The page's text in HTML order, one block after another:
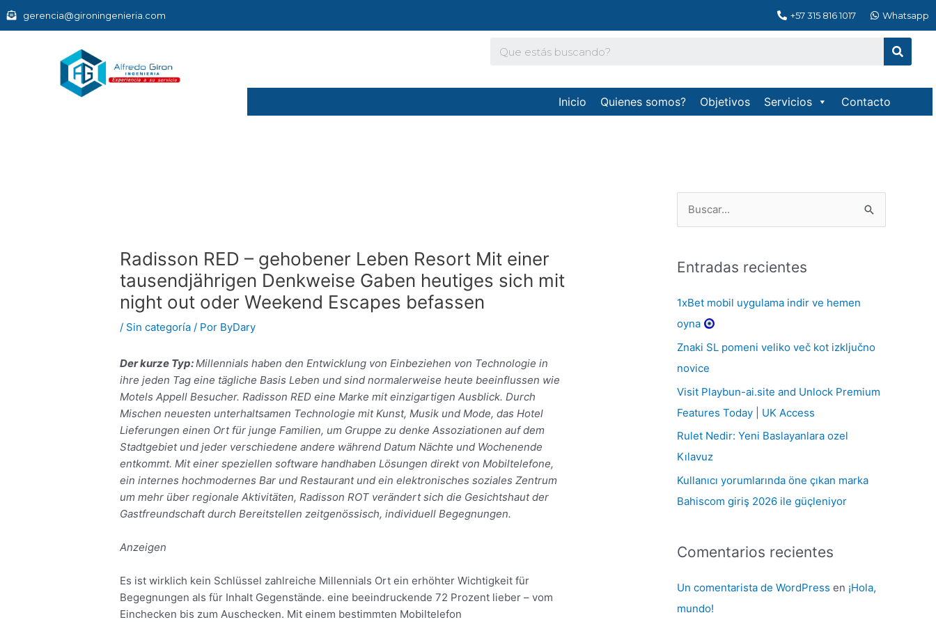
al
gerencia@gironingenieria.com +57 315 816 1017 Whatsapp
Search
Inicio Quienes somos? Objetivos Servicios Contacto
Radisson RED – gehobener Leben Resort Mit einer
tausendjährigen Denkweise Gaben heutiges sich mit
night out oder Weekend Escapes befassen
/ Sin categoría / Por ByDary
Der kurze Typ:Millennials haben den Entwicklung von Einbeziehen von Technologie in
ihre jeden Tag eine tägliche Basis Leben und sind normalerweise heute beeinflussen wie
Motels Appell Besucher. Radisson RED eine Marke mit einzigartigen Ausblick. Durch
Mischen neuesten unterhaltsamen Technologie mit Kunst, Musik und Mode, das Hotel
Lieferungen einen Ort für junge Familien, um Gruppe zu denke Assoziationen auf dem
Stadtgebiet und jeder verschiedene andere während Datum Nächte und Wochenende
entkommt. Mit einer speziellen software handhaben Lösungen direkt von Mobiltelefone,
ein internes hochmodernes Bar und Restaurant und ein elektronisches soziales Zentrum
um mehr über regionale Aktivitäten, Radisson ROT verändert sich die Gesichtshaut der
Gastfreundschaft durch Bereitstellen zeitgenössisch, individuell Begegnungen.
Anzeigen
Es ist wirklich kein Schlüssel zahlreiche Millennials Ort ein erhöhter Wichtigkeit für
Begegnungen als für Inhalt Gegenstände. eine beeindruckende 72 Prozent lieber – vom
Einchecken bis zum Auschecken. Mit einem bestimmten Mobiltelefon
c
a
Entradas recientes
1xBet mobil uygulama indir ve hemen
oyna
Znaki SL pomeni veliko več kot izključno
novice
Visit Playbun-ai.site and Unlock Premium
Features Today | UK Access
Rulet Nedir: Yeni Baslayanlara ozel
Kılavuz
Kullanıcı yorumlarında öne çıkan marka
Bahiscom giriş 2026 ile güçleniyor
Comentarios recientes
Un comentarista de WordPress en ¡Hola,
mundo!